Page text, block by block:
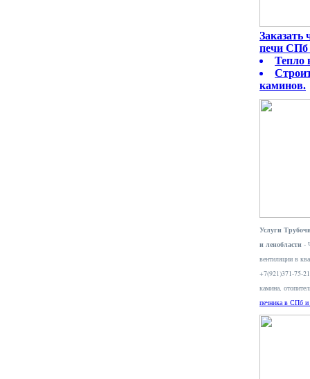
Заказать
печи СПб
Тепло
каминов.
Услуги
и ленобласти -
вентиляции в
+7(921)371-75-
камина,
печника в СПб и